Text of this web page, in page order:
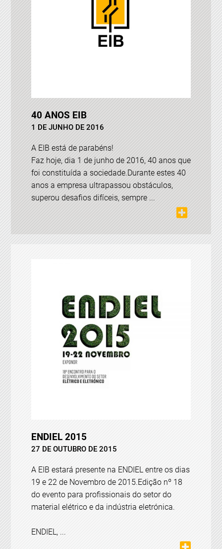
40 ANOS EIB
1 DE JUNHO DE 2016
A EIB está de parabéns!
Faz hoje, dia 1 de junho de 2016, 40 anos que
foi constituída a sociedade.Durante estes 40
anos a empresa ultrapassou obstáculos,
superou desafios difíceis, sempre ...
ENDIEL 2015
27 DE OUTUBRO DE 2015
A EIB estará presente na ENDIEL entre os dias
19 e 22 de Novembro de 2015.Edição nº 18
do evento para profissionais do setor do
material elétrico e da indústria eletrónica.
ENDIEL, ...